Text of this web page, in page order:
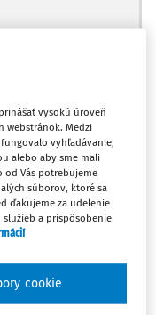
len
oblasti je
portálu.
na 10 dní
vysokú úroveň
webstránok. Medzi
vyhľadávanie,
alebo aby sme mali
od Vás potrebujeme
súborov, ktoré sa
ďakujeme za udelenie
služieb a prispôsobenie
cookie